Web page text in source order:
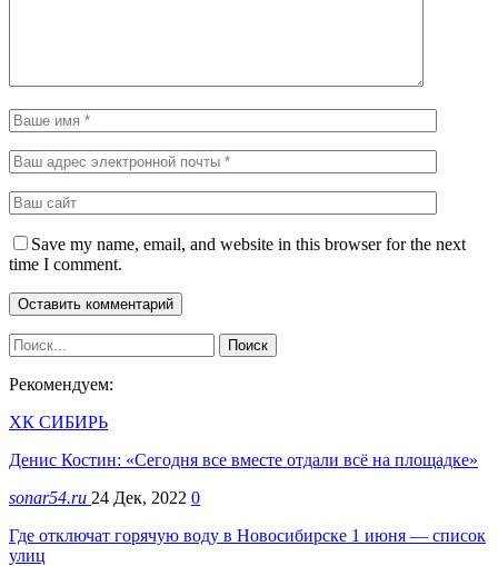
Save my name, email, and website in this browser for the next
time I comment.
Рекомендуем:
ХК СИБИРЬ
Денис Костин: «Сегодня все вместе отдали всё на площадке»
sonar54.ru 24 Дек, 2022 0
Где отключат горячую воду в Новосибирске 1 июня — список
улиц